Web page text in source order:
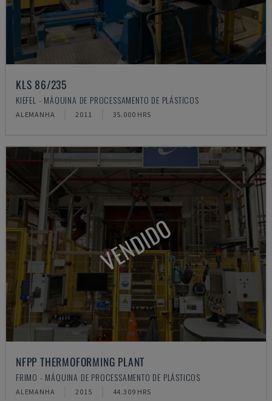
KLS 86/235
KIEFEL - MÁQUINA DE PROCESSAMENTO DE PLÁSTICOS
ALEMANHA 2011 35.000 HRS
VENDIDO
NFPP THERMOFORMING PLANT
FRIMO - MÁQUINA DE PROCESSAMENTO DE PLÁSTICOS
ALEMANHA 2015 44.309 HRS